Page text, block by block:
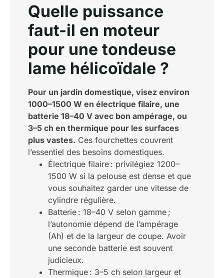
Quelle puissance
faut-il en moteur
pour une tondeuse
lame hélicoïdale ?
Pour un jardin domestique, visez environ
1000–1500 W en électrique filaire, une
batterie 18–40 V avec bon ampérage, ou
3–5 ch en thermique pour les surfaces
plus vastes. Ces fourchettes couvrent
l’essentiel des besoins domestiques.
Électrique filaire : privilégiez 1200–
1500 W si la pelouse est dense et que
vous souhaitez garder une vitesse de
cylindre régulière.
Batterie : 18–40 V selon gamme ;
l’autonomie dépend de l’ampérage
(Ah) et de la largeur de coupe. Avoir
une seconde batterie est souvent
judicieux.
Thermique : 3–5 ch selon largeur et